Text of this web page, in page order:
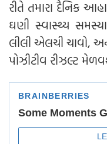
રીતે તમારા દૈનિક
ઘણી સ્વાસ્થ્ય
લીલી એલચી ચાવો,
પોઝીટીવ રીઝલ્ટ